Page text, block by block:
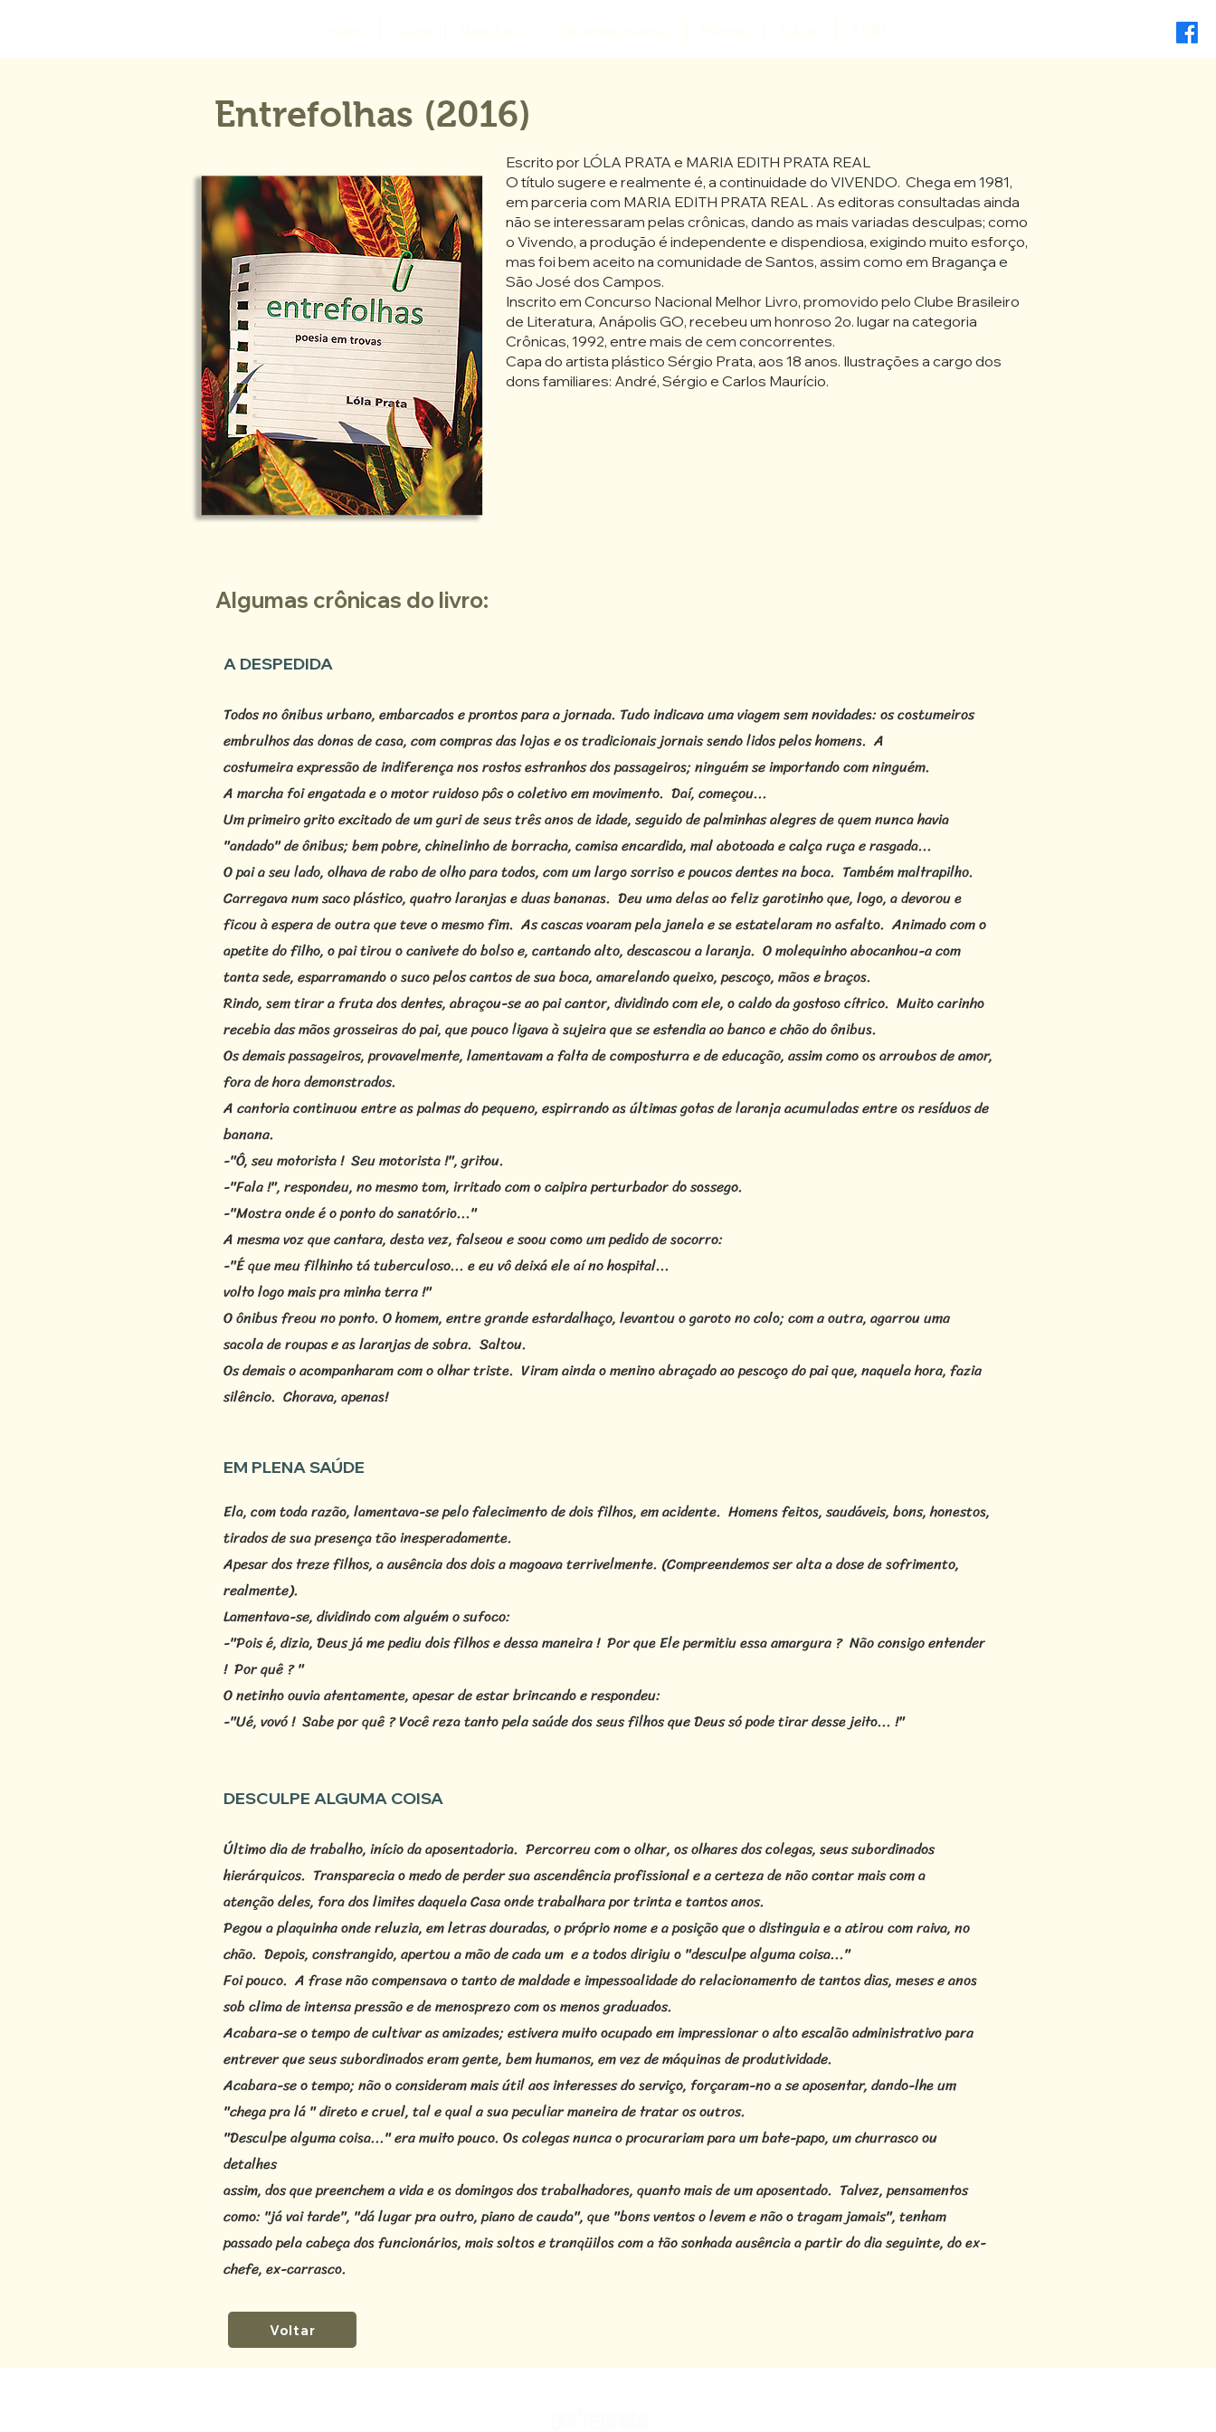
Entrefolhas (2016)
Escrito por LÓLA PRATA e MARIA EDITH PRATA REAL
O título sugere e realmente é, a continuidade do VIVENDO. Chega em 1981,
em parceria com MARIA EDITH PRATA REAL . As editoras consultadas ainda
não se interessaram pelas crônicas, dando as mais variadas desculpas; como
o Vivendo, a produção é independente e dispendiosa, exigindo muito esforço,
mas foi bem aceito na comunidade de Santos, assim como em Bragança e
São José dos Campos.
Inscrito em Concurso Nacional Melhor Livro, promovido pelo Clube Brasileiro
de Literatura, Anápolis GO, recebeu um honroso 2o. lugar na categoria
Crônicas, 1992, entre mais de cem concorrentes.
Capa do artista plástico Sérgio Prata, aos 18 anos. Ilustrações a cargo dos
dons familiares: André, Sérgio e Carlos Maurício.
Algumas crônicas do livro:
A DESPEDIDA
Todos no ônibus urbano, embarcados e prontos para a jornada. Tudo indicava uma viagem sem novidades: os costumeiros
embrulhos das donas de casa, com compras das lojas e os tradicionais jornais sendo lidos pelos homens. A
costumeira expressão de indiferença nos rostos estranhos dos passageiros; ninguém se importando com ninguém.
A marcha foi engatada e o motor ruidoso pôs o coletivo em movimento. Daí, começou...
Um primeiro grito excitado de um guri de seus três anos de idade, seguido de palminhas alegres de quem nunca havia
"andado" de ônibus; bem pobre, chinelinho de borracha, camisa encardida, mal abotoada e calça ruça e rasgada...
O pai a seu lado, olhava de rabo de olho para todos, com um largo sorriso e poucos dentes na boca. Também maltrapilho.
Carregava num saco plástico, quatro laranjas e duas bananas. Deu uma delas ao feliz garotinho que, logo, a devorou e
ficou à espera de outra que teve o mesmo fim. As cascas voaram pela janela e se estatelaram no asfalto. Animado com o
apetite do filho, o pai tirou o canivete do bolso e, cantando alto, descascou a laranja. O molequinho abocanhou-a com
tanta sede, esparramando o suco pelos cantos de sua boca, amarelando queixo, pescoço, mãos e braços.
Rindo, sem tirar a fruta dos dentes, abraçou-se ao pai cantor, dividindo com ele, o caldo da gostoso cítrico. Muito carinho
recebia das mãos grosseiras do pai, que pouco ligava à sujeira que se estendia ao banco e chão do ônibus.
Os demais passageiros, provavelmente, lamentavam a falta de composturra e de educação, assim como os arroubos de amor,
fora de hora demonstrados.
A cantoria continuou entre as palmas do pequeno, espirrando as últimas gotas de laranja acumuladas entre os resíduos de
banana.
-"Ô, seu motorista ! Seu motorista !", gritou.
-"Fala !", respondeu, no mesmo tom, irritado com o caipira perturbador do sossego.
-"Mostra onde é o ponto do sanatório..."
A mesma voz que cantara, desta vez, falseou e soou como um pedido de socorro:
-"É que meu filhinho tá tuberculoso... e eu vô deixá ele aí no hospital...
volto logo mais pra minha terra !"
O ônibus freou no ponto. O homem, entre grande estardalhaço, levantou o garoto no colo; com a outra, agarrou uma
sacola de roupas e as laranjas de sobra. Saltou.
Os demais o acompanharam com o olhar triste. Viram ainda o menino abraçado ao pescoço do pai que, naquela hora, fazia
silêncio. Chorava, apenas!
EM PLENA SAÚDE
Ela, com toda razão, lamentava-se pelo falecimento de dois filhos, em acidente. Homens feitos, saudáveis, bons, honestos,
tirados de sua presença tão inesperadamente.
Apesar dos treze filhos, a ausência dos dois a magoava terrivelmente. (Compreendemos ser alta a dose de sofrimento,
realmente).
Lamentava-se, dividindo com alguém o sufoco:
-"Pois é, dizia, Deus já me pediu dois filhos e dessa maneira ! Por que Ele permitiu essa amargura ? Não consigo entender
! Por quê ? "
O netinho ouvia atentamente, apesar de estar brincando e respondeu:
-"Ué, vovó ! Sabe por quê ? Você reza tanto pela saúde dos seus filhos que Deus só pode tirar desse jeito... !"
DESCULPE ALGUMA COISA
Último dia de trabalho, início da aposentadoria. Percorreu com o olhar, os olhares dos colegas, seus subordinados
hierárquicos. Transparecia o medo de perder sua ascendência profissional e a certeza de não contar mais com a
atenção deles, fora dos limites daquela Casa onde trabalhara por trinta e tantos anos.
Pegou a plaquinha onde reluzia, em letras douradas, o próprio nome e a posição que o distinguia e a atirou com raiva, no
chão. Depois, constrangido, apertou a mão de cada um e a todos dirigiu o "desculpe alguma coisa..."
Foi pouco. A frase não compensava o tanto de maldade e impessoalidade do relacionamento de tantos dias, meses e anos
sob clima de intensa pressão e de menosprezo com os menos graduados.
Acabara-se o tempo de cultivar as amizades; estivera muito ocupado em impressionar o alto escalão administrativo para
entrever que seus subordinados eram gente, bem humanos, em vez de máquinas de produtividade.
Acabara-se o tempo; não o consideram mais útil aos interesses do serviço, forçaram-no a se aposentar, dando-lhe um
"chega pra lá " direto e cruel, tal e qual a sua peculiar maneira de tratar os outros.
"Desculpe alguma coisa..." era muito pouco. Os colegas nunca o procurariam para um bate-papo, um churrasco ou
detalhes
assim, dos que preenchem a vida e os domingos dos trabalhadores, quanto mais de um aposentado. Talvez, pensamentos
como: "já vai tarde", "dá lugar pra outro, piano de cauda", que "bons ventos o levem e não o tragam jamais", tenham
passado pela cabeça dos funcionários, mais soltos e tranqüilos com a tão sonhada ausência a partir do dia seguinte, do ex-
chefe, ex-carrasco.
Voltar